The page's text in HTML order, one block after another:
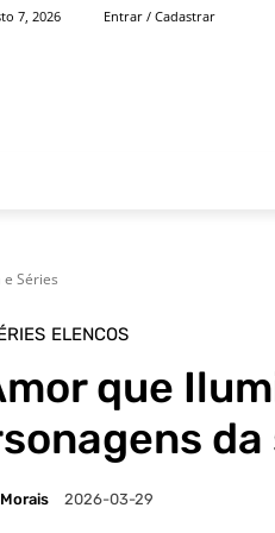
7, 2026 Entrar / Cadastrar
Séries
ELENCOS
que
2026-03-29